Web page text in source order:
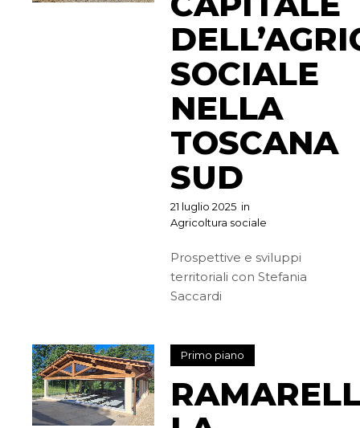
SOCIALE
NELLA
TOSCANA
SUD
21 luglio 2025 in
Agricoltura sociale
Prospettive e sviluppi
territoriali con Stefania
Saccardi
Primo piano